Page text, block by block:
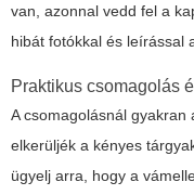
van, azonnal vedd fel a
hibát fotókkal és leírással
Praktikus csomagolás
A csomagolásnál
elkerüljék a kényes
ügyelj arra, hogy a